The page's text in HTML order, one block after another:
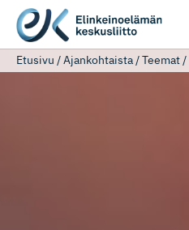
Etusivu /Ajankohtaista/Teemat/